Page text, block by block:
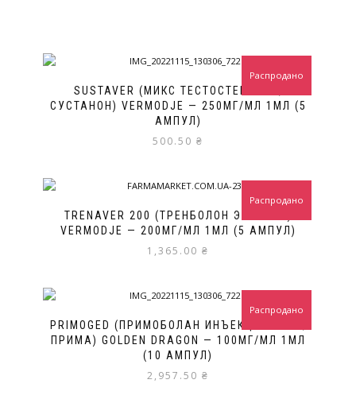
SUSTAVER (МИКС ТЕСТОСТЕРОНОВ,
СУСТАНОН) VERMODJE — 250МГ/МЛ 1МЛ (5
АМПУЛ)
500.50 ₴
Распродано
TRENAVER 200 (ТРЕНБОЛОН ЭНАНТАТ)
VERMODJE — 200МГ/МЛ 1МЛ (5 АМПУЛ)
1,365.00 ₴
Распродано
PRIMOGED (ПРИМОБОЛАН ИНЪЕКЦИОННЫЙ,
ПРИМА) GOLDEN DRAGON — 100МГ/МЛ 1МЛ
(10 АМПУЛ)
2,957.50 ₴
Распродано